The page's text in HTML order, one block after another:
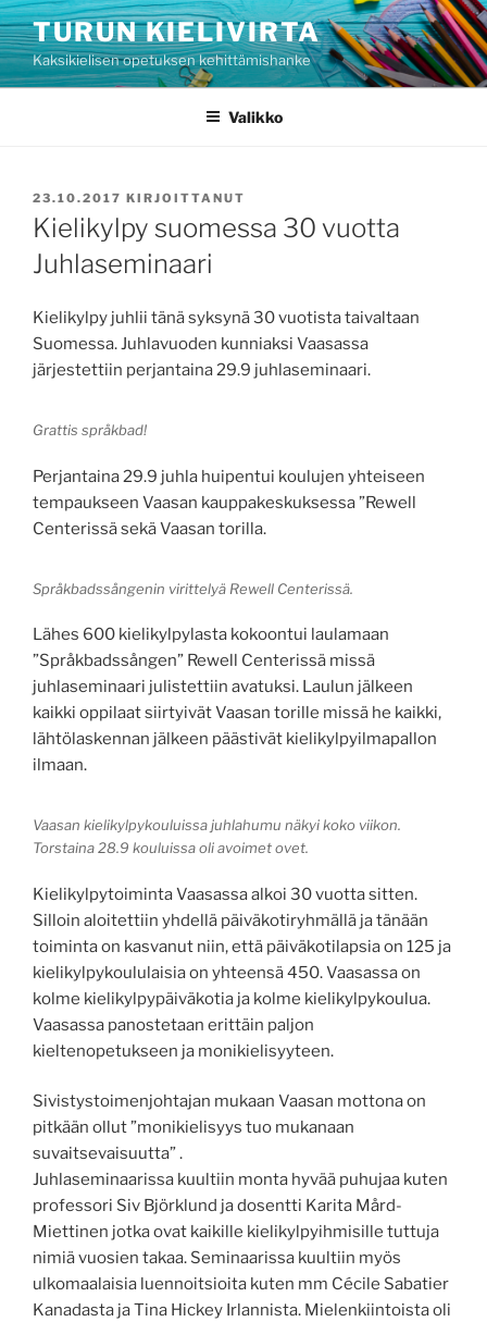
Siirry
sisältöönTURUN KIELIVIRTA
Kaksikielisen opetuksen kehittämishanke
Valikko
JULKAISTU
23.10.2017 KIRJOITTANUT
Kielikylpy suomessa 30 vuotta
Juhlaseminaari
Kielikylpy juhlii tänä syksynä 30 vuotista taivaltaan
Suomessa. Juhlavuoden kunniaksi Vaasassa
järjestettiin perjantaina 29.9 juhlaseminaari.
Grattis språkbad!
Perjantaina 29.9 juhla huipentui koulujen yhteiseen
tempaukseen Vaasan kauppakeskuksessa ”Rewell
Centerissä sekä Vaasan torilla.
Språkbadssångenin virittelyä Rewell Centerissä.
Lähes 600 kielikylpylasta kokoontui laulamaan
”Språkbadssången” Rewell Centerissä missä
juhlaseminaari julistettiin avatuksi. Laulun jälkeen
kaikki oppilaat siirtyivät Vaasan torille missä he kaikki,
lähtölaskennan jälkeen päästivät kielikylpyilmapallon
ilmaan.
Vaasan kielikylpykouluissa juhlahumu näkyi koko viikon.
Torstaina 28.9 kouluissa oli avoimet ovet.
Kielikylpytoiminta Vaasassa alkoi 30 vuotta sitten.
Silloin aloitettiin yhdellä päiväkotiryhmällä ja tänään
toiminta on kasvanut niin, että päiväkotilapsia on 125 ja
kielikylpykoululaisia on yhteensä 450. Vaasassa on
kolme kielikylpypäiväkotia ja kolme kielikylpykoulua.
Vaasassa panostetaan erittäin paljon
kieltenopetukseen ja monikielisyyteen.
Sivistystoimenjohtajan mukaan Vaasan mottona on
pitkään ollut ”monikielisyys tuo mukanaan
suvaitsevaisuutta” .
Juhlaseminaarissa kuultiin monta hyvää puhujaa kuten
professori Siv Björklund ja dosentti Karita Mård-
Miettinen jotka ovat kaikille kielikylpyihmisille tuttuja
nimiä vuosien takaa. Seminaarissa kuultiin myös
ulkomaalaisia luennoitsioita kuten mm Cécile Sabatier
Kanadasta ja Tina Hickey Irlannista. Mielenkiintoista oli